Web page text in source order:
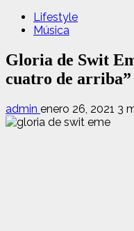
Lifestyle
Música
Gloria de Swit
cuatro de arriba”
admin enero 26, 2021 3